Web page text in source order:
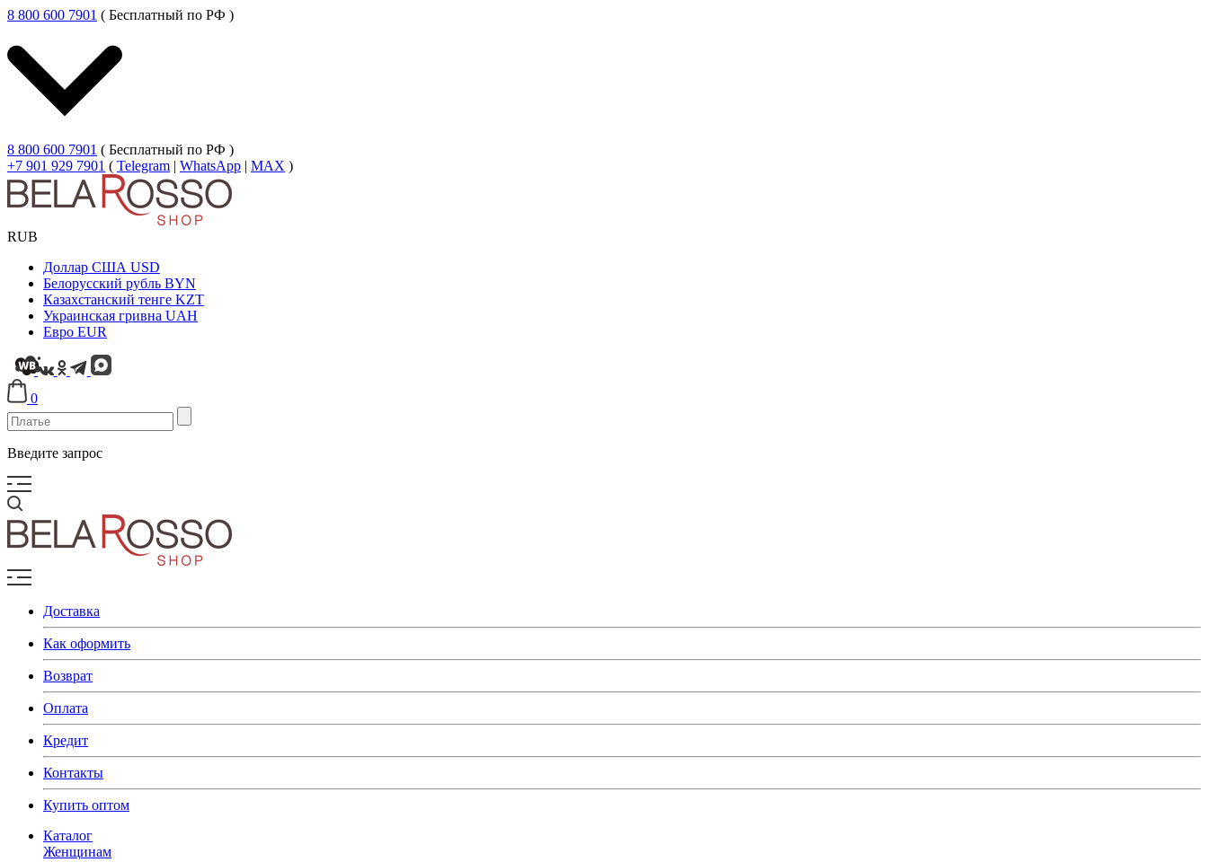
8 800 600 7901 ( Бесплатный по РФ )
8 800 600 7901 ( Бесплатный по РФ )
+7 901 929 7901 ( Telegram | WhatsApp | MAX )
RUB
Доллар США USD
Белорусский рубль BYN
Казахстанский тенге KZT
Украинская гривна UAH
Евро EUR
0
Введите запрос
Доставка
Как оформить
Возврат
Оплата
Кредит
Контакты
Купить оптом
Каталог
Женщинам